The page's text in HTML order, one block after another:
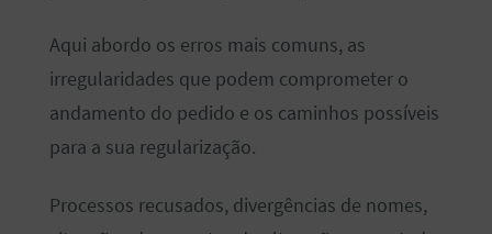
Aqui abordo os erros mais comuns, as
irregularidades que podem comprometer o
andamento do pedido e os caminhos possíveis
para a sua regularização.
Processos recusados, divergências de nomes,